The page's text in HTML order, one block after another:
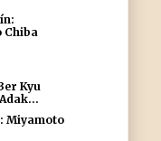
Chiba
Kyu
Miyamoto